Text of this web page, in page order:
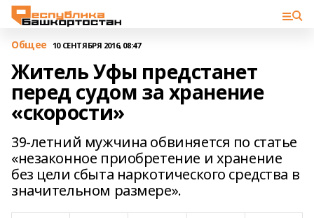
Общее 10 СЕНТЯБРЯ 2016, 08:47
Житель Уфы предстанет
перед судом за хранение
«скорости»
39-летний мужчина обвиняется по статье
«незаконное приобретение и хранение
без цели сбыта наркотического средства в
значительном размере».